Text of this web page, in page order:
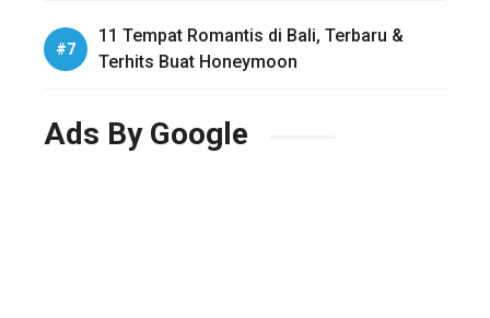
11 Tempat Romantis di Bali, Terbaru &
Terhits Buat Honeymoon
Ads By Google